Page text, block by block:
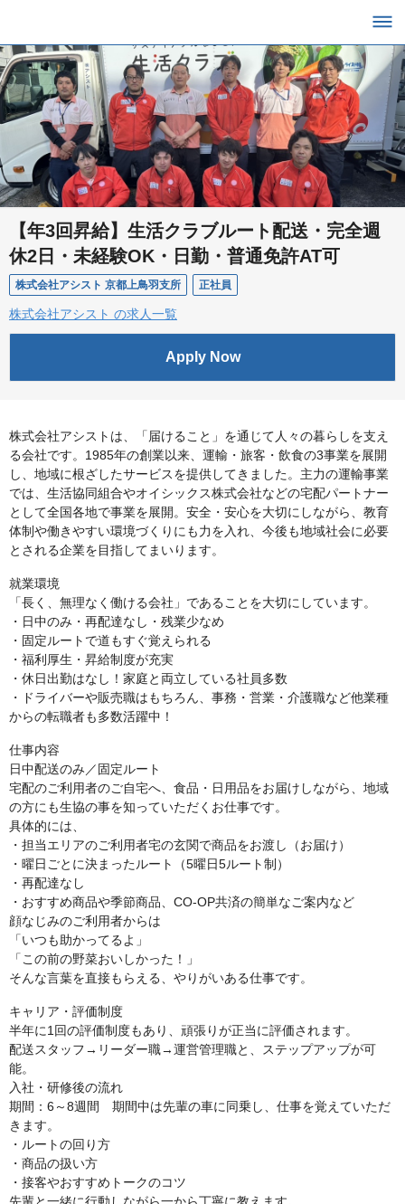
【年3回昇給】生活クラブルート配送・完全週
休2日・未経験OK・日勤・普通免許AT可
株式会社アシスト 京都上鳥羽支所 正社員
株式会社アシスト の求人一覧
Apply Now
株式会社アシストは、「届けること」を通じて人々の暮らしを支え
る会社です。1985年の創業以来、運輸・旅客・飲食の3事業を展開
し、地域に根ざしたサービスを提供してきました。主力の運輸事業
では、生活協同組合やオイシックス株式会社などの宅配パートナー
として全国各地で事業を展開。安全・安心を大切にしながら、教育
体制や働きやすい環境づくりにも力を入れ、今後も地域社会に必要
とされる企業を目指してまいります。
就業環境
「長く、無理なく働ける会社」であることを大切にしています。
・日中のみ・再配達なし・残業少なめ
・固定ルートで道もすぐ覚えられる
・福利厚生・昇給制度が充実
・休日出勤はなし！家庭と両立している社員多数
・ドライバーや販売職はもちろん、事務・営業・介護職など他業種
からの転職者も多数活躍中！
仕事内容
日中配送のみ／固定ルート
宅配のご利用者のご自宅へ、食品・日用品をお届けしながら、地域
の方にも生協の事を知っていただくお仕事です。
具体的には、
・担当エリアのご利用者宅の玄関で商品をお渡し（お届け）
・曜日ごとに決まったルート（5曜日5ルート制）
・再配達なし
・おすすめ商品や季節商品、CO-OP共済の簡単なご案内など
顔なじみのご利用者からは
「いつも助かってるよ」
「この前の野菜おいしかった！」
そんな言葉を直接もらえる、やりがいある仕事です。
キャリア・評価制度
半年に1回の評価制度もあり、頑張りが正当に評価されます。
配送スタッフ→リーダー職→運営管理職と、ステップアップが可
能。
入社・研修後の流れ
期間：6～8週間 期間中は先輩の車に同乗し、仕事を覚えていただ
きます。
・ルートの回り方
・商品の扱い方
・接客やおすすめトークのコツ